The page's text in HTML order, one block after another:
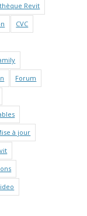
Revit
CVC
Forum
à jour